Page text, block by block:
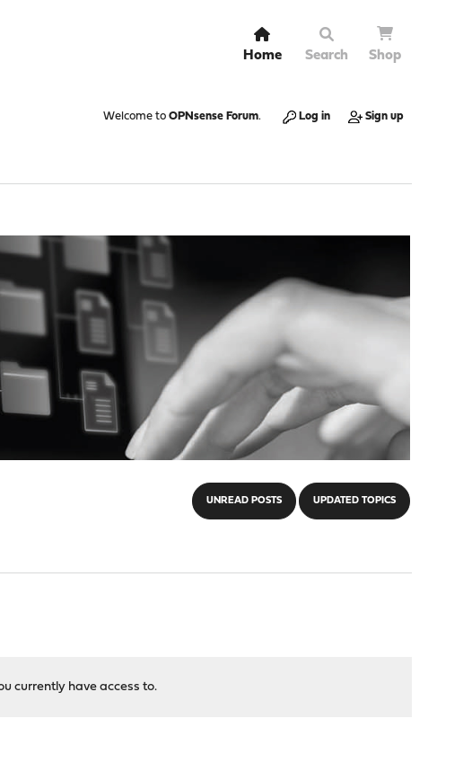
Home Search Shop
Welcome to OPNsense Forum. Log in Sign up
UNREAD POSTS UPDATED TOPICS
currently have access to.